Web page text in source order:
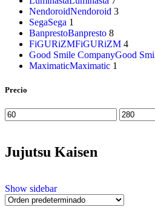
NendoroidNendoroid 3
SegaSega 1
BanprestoBanpresto 8
FiGURiZMFiGURiZM 4
Good Smile CompanyGood
MaximaticMaximatic 1
Precio
Jujutsu Kaisen
Show sidebar